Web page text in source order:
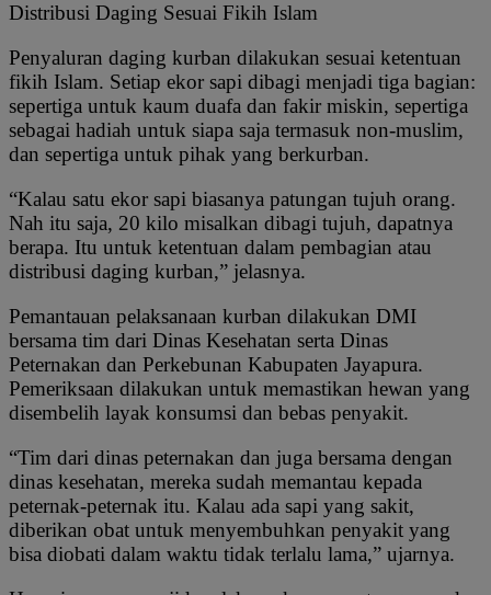
Distribusi Daging Sesuai Fikih Islam
Penyaluran daging kurban dilakukan sesuai ketentuan
fikih Islam. Setiap ekor sapi dibagi menjadi tiga bagian:
sepertiga untuk kaum duafa dan fakir miskin, sepertiga
sebagai hadiah untuk siapa saja termasuk non-muslim,
dan sepertiga untuk pihak yang berkurban.
“Kalau satu ekor sapi biasanya patungan tujuh orang.
Nah itu saja, 20 kilo misalkan dibagi tujuh, dapatnya
berapa. Itu untuk ketentuan dalam pembagian atau
distribusi daging kurban,” jelasnya.
Pemantauan pelaksanaan kurban dilakukan DMI
bersama tim dari Dinas Kesehatan serta Dinas
Peternakan dan Perkebunan Kabupaten Jayapura.
Pemeriksaan dilakukan untuk memastikan hewan yang
disembelih layak konsumsi dan bebas penyakit.
“Tim dari dinas peternakan dan juga bersama dengan
dinas kesehatan, mereka sudah memantau kepada
peternak-peternak itu. Kalau ada sapi yang sakit,
diberikan obat untuk menyembuhkan penyakit yang
bisa diobati dalam waktu tidak terlalu lama,” ujarnya.